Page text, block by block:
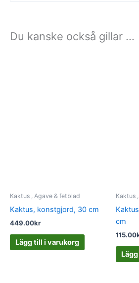
Du kanske också gillar …
Kaktus , Agave & fetblad
Kaktus, konstgjord, 30 cm
449.00kr
Lägg till i varukorg
Kaktus
cm
115.00